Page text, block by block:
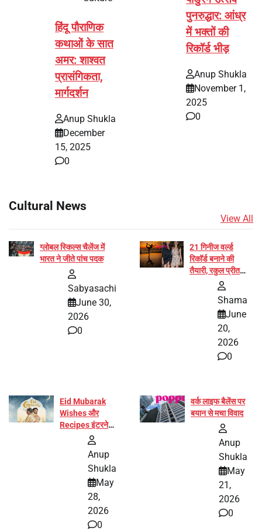
हिंदू पौराणिक
कथाओं के सात
अमर: शाश्वत
प्रासंगिकता,
मार्गदर्शन
Anup Shukla
December
15, 2025
0
पुनरुद्धार: आंध्र
में भक्तों की
रिकॉर्ड भीड़
Anup Shukla
November 1,
2025
0
Cultural News
View All
ग्लोबल स्किल्स चैलेंज में
भारत ने जीते पांच पदक
Sabyasachi
June 30,
2026
0
21 गिनीज वर्ल्ड
रिकॉर्ड बनाने की
तैयारी, रकुल प्रीत
और प्रज्ञा जायसवाल
Shama
June
20,
2026
0
Eid Mubarak
Wishes और
Recipes इंटरनेट
पर हुईं वायरल
Anup
Shukla
May
28,
2026
0
वर्क लाइफ बैलेंस पर
बयान से मचा विवाद
Anup
Shukla
May
21,
2026
0